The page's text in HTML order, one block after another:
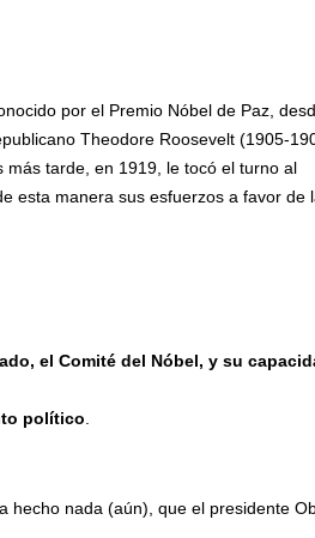
por el Premio Nóbel de Paz,
Theodore Roosevelt (1905-
tarde, en 1919, le tocó el turno al
esta manera sus esfuerzos a favor de
el Comité del Nóbel, y su
político
hecho nada (aún), que el presidente